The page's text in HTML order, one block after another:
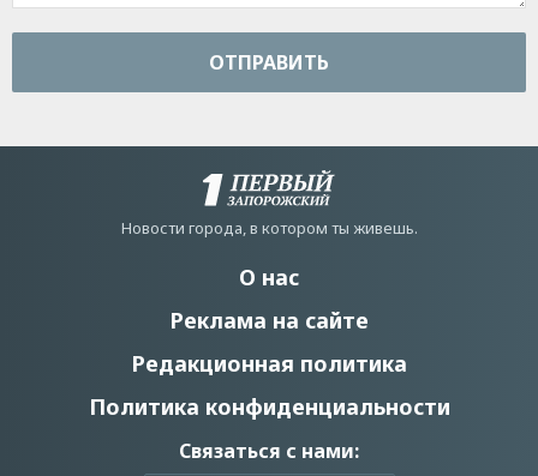
ОТПРАВИТЬ
Новости города, в котором ты живешь.
О нас
Реклама на сайте
Редакционная политика
Политика конфиденциальности
Связаться с нами: